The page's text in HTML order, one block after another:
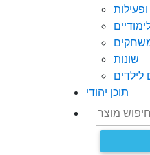
שונות
לילדים
תוכן יהודי